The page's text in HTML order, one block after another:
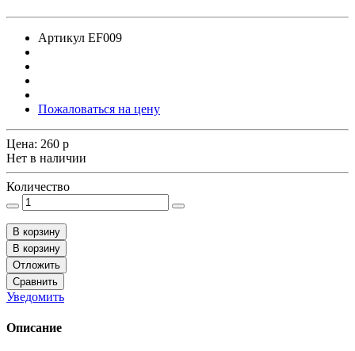
Артикул EF009
Пожаловаться на цену
Цена: 260 p
Нет в наличии
Количество
В корзину
В корзину
Отложить
Сравнить
Уведомить
Описание